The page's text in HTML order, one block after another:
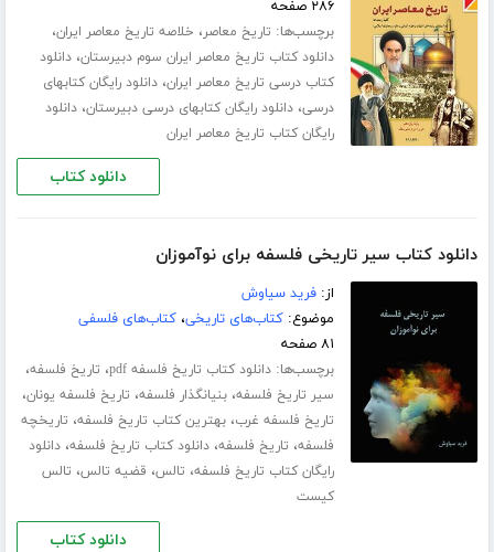
۲۸۶ صفحه
برچسب‌ها: تاریخ معاصر، خلاصه تاریخ معاصر ایران،
دانلود کتاب تاریخ معاصر ایران سوم دبیرستان،دانلود
کتاب درسی تاریخ معاصر ایران،دانلود رایگان کتابهای
درسی،دانلود رایگان کتابهای درسی دبیرستان،دانلود
رایگان کتاب تاریخ معاصر ایران
دانلود کتاب
دانلود کتاب سیر تاریخی فلسفه برای نوآموزان
از:فرید سیاوش
موضوع:کتاب‌های تاریخی،کتاب‌های فلسفی
۸۱ صفحه
برچسب‌ها:دانلود کتاب تاریخ فلسفه pdf ، تاریخ فلسفه،
سیر تاریخ فلسفه،بنیانگذار فلسفه، تاریخ فلسفه یونان،
تاریخ فلسفه غرب،بهترین کتاب تاریخ فلسفه، تاریخچه
فلسفه، تاریخ فلسفه،دانلود کتاب تاریخ فلسفه،دانلود
رایگان کتاب تاریخ فلسفه، تالس، قضیه تالس، تالس
کیست
دانلود کتاب